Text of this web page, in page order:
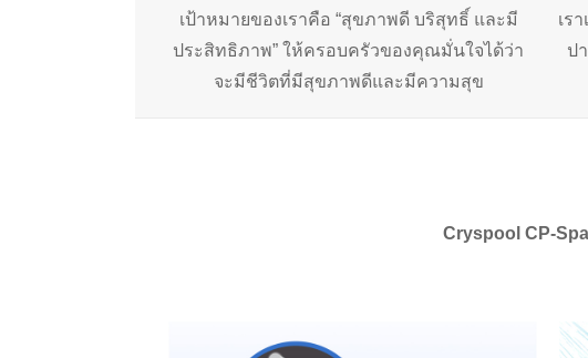
เป้าหมายของเราคือ “สุขภาพดี บริสุทธิ์ และมี
ประสิทธิภาพ” ให้ครอบครัวของคุณมั่นใจได้ว่า
จะมีชีวิตที่มีสุขภาพดีและมีความสุข
เร
ป
Cryspool CP-